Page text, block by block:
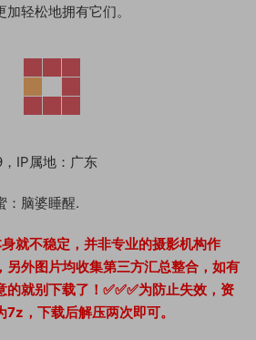
轻松地拥有它们。
IP属地：广东
：脑婆睡醒.
就不稳定，并非专业的摄影机构作
另外图片均收集第三方汇总整合，如有
就别下载了！✅✅✅为防止失效，资
，下载后解压两次即可。